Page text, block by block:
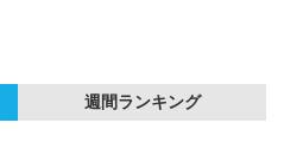
週間ランキング